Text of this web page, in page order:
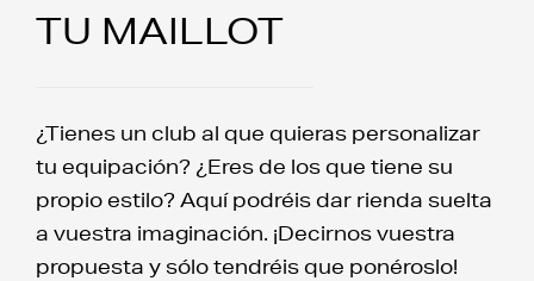
TU MAILLOT
¿Tienes un club al que quieras personalizar
tu equipación? ¿Eres de los que tiene su
propio estilo? Aquí podréis dar rienda suelta
a vuestra imaginación. ¡Decirnos vuestra
propuesta y sólo tendréis que ponéroslo!